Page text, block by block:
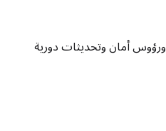
جدار حماية وتصليب SSH ورؤوس أمان وتحديثات دورية